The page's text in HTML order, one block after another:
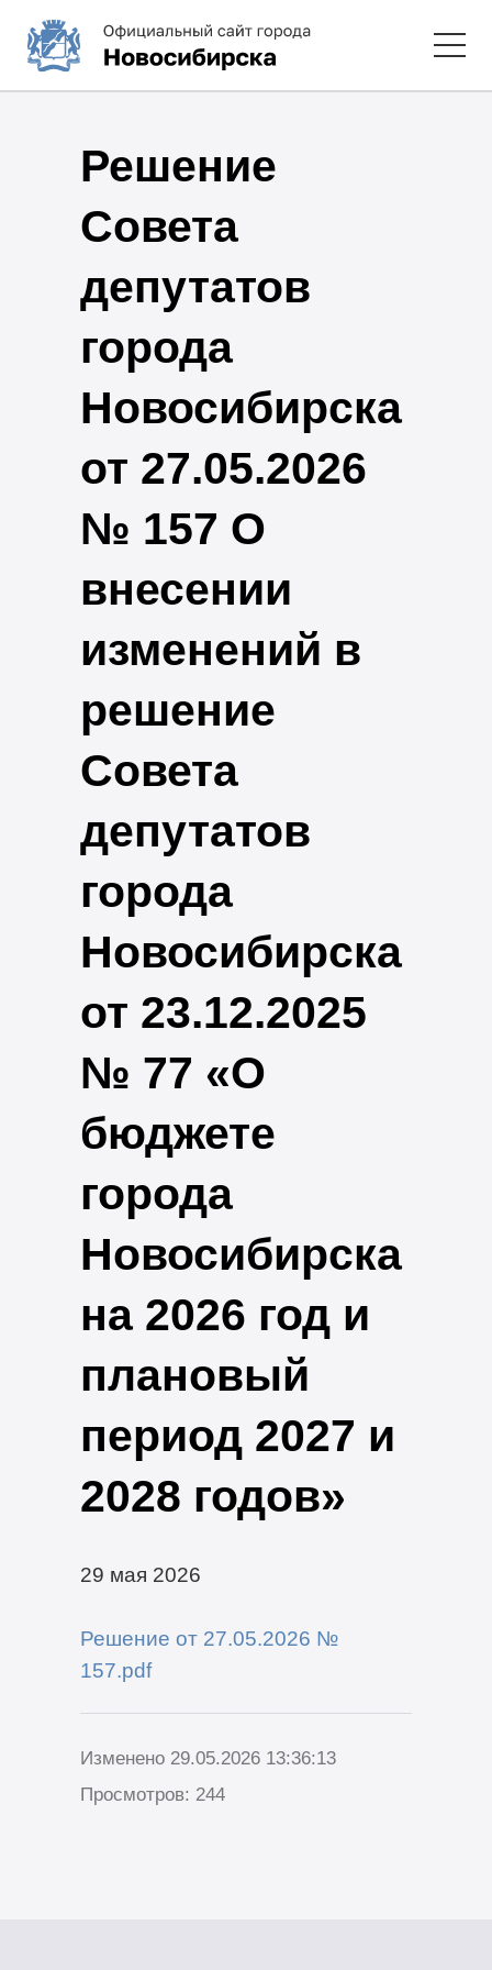
Решение
Совета
депутатов
города
Новосибирска
от 27.05.2026
№ 157 О
внесении
изменений в
решение
Совета
депутатов
города
Новосибирска
от 23.12.2025
№ 77 «О
бюджете
города
Новосибирска
на 2026 год и
плановый
период 2027 и
2028 годов»
29 мая 2026
Решение от 27.05.2026 №
157.pdf
Изменено 29.05.2026 13:36:13
Просмотров: 244